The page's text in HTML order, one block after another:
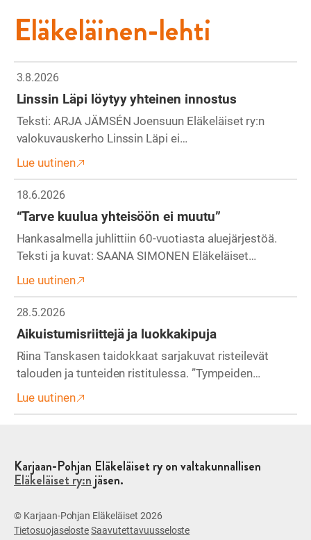
Eläkeläinen-lehti
3.8.2026
Linssin Läpi löytyy yhteinen innostus
Teksti: ARJA JÄMSÉN Joensuun Eläkeläiset ry:n
valokuvauskerho Linssin Läpi ei…
Lue uutinen
18.6.2026
“Tarve kuulua yhteisöön ei muutu”
Hankasalmella juhlittiin 60-vuotiasta aluejärjestöä.
Teksti ja kuvat: SAANA SIMONEN Eläkeläiset…
Lue uutinen
28.5.2026
Aikuistumisriittejä ja luokkakipuja
Riina Tanskasen taidokkaat sarjakuvat risteilevät
talouden ja tunteiden ristitulessa. ”Tympeiden…
Lue uutinen
Karjaan-Pohjan Eläkeläiset ry on valtakunnallisen
Eläkeläiset ry:n jäsen.
© Karjaan-Pohjan Eläkeläiset 2026
Tietosuojaseloste Saavutettavuusseloste